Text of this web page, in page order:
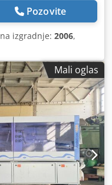
Pozovite
izgradnje: 2006,
Mali oglas